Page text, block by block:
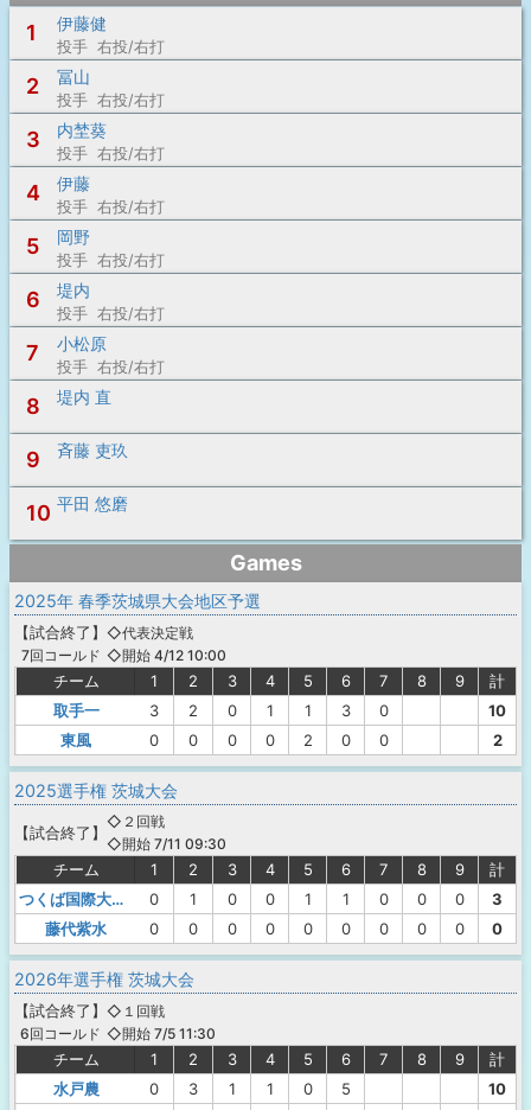
1
伊藤健
投手 右投/右打
2 冨山
投手 右投/右打
3 内埜葵
投手 右投/右打
4 伊藤
投手 右投/右打
5 岡野
投手 右投/右打
6 堤内
投手 右投/右打
7 小松原
投手 右投/右打
8 堤内 直
9 斉藤 吏玖
10 平田 悠磨
Games
2025年 春季茨城県大会地区予選
【試合終了 】
7回コールド
◇代表決定戦
◇開始 4/12 10:00
チーム 1 2 3 4 5 6 7 8 9
計
取手一
3 2 0 1 1 3 0
10
東風
0 0 0 0 2 0 0 2
2025選手権 茨城大会
【試合終了 】
◇２回戦
◇開始 7/11 09:30
チーム 1 2 3 4 5 6 7 8 9
計
つくば国際大東風
0 1 0 0 1 1 0 0 0
3
藤代紫水
0 0 0 0 0 0 0 0 0 0
2026年選手権 茨城大会
【試合終了 】
6回コールド
◇１回戦
◇開始 7/5 11:30
チーム 1 2 3 4 5 6 7 8 9
計
水戸農
0 3 1 1 0 5
10